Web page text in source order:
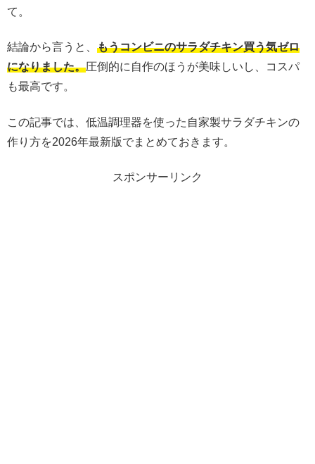
て。
結論から言うと、 もうコンビニのサラダチキン買う気ゼロ
になりました。圧倒的に自作のほうが美味しいし、コスパ
も最高です。
この記事では、低温調理器を使った自家製サラダチキンの
作り方を2026年最新版でまとめておきます。
スポンサーリンク